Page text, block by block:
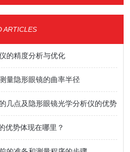
ARTICLES
的精度分析与优化
量隐形眼镜的曲率半径
几点及隐形眼镜光学分析仪的优势
优势体现在哪里？